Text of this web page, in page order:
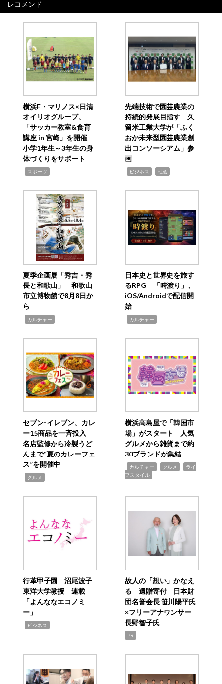
レコメンド
横浜F・マリノス×日清
オイリオグループ、
「サッカー教室&食育
講座 in 宮崎」を開催
小学1年生～3年生の身
体づくりをサポート
スポーツ
先端技術で園芸農業の
持続的発展目指す 久
留米工業大学が「ふく
おか未来型園芸農業創
出コンソーシアム」参
画
ビジネス 社会
夏季企画展「秀吉・秀
長と和歌山」 和歌山
市立博物館で8月8日か
ら
カルチャー
日本史と世界史を旅す
るRPG 「時渡り」、
iOS/Androidで配信開
始
カルチャー
セブン‐イレブン、カレ
ー15商品を一斉投入
名店監修から冷製うど
んまで“夏のカレーフェ
ス”を開催中
グルメ
横浜高島屋で「韓国市
場」がスタート 人気
グルメから雑貨まで約
30ブランドが集結
カルチャー グルメ
ライ
フスタイル
行革甲子園 沼尾波子
東洋大学教授 連載
「よんななエコノミ
ー」
ビジネス
故人の「想い」かなえ
る 遺贈寄付 日本財
団名誉会長 笹川陽平氏
×フリーアナウンサー
長野智子氏
PR